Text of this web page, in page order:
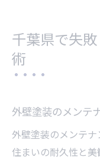
外壁塗装
千葉県で失敗
術
外壁塗装のメンテ
外壁塗装のメンテナ
住まいの耐久性と